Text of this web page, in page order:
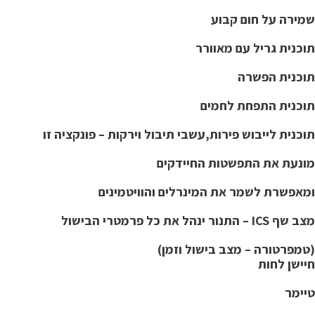
שמירה על חום קבוע
תוכנית גריל עם מאוורר
תוכנית הפשרה
תוכנית התפחת לחמים
תוכנית לייבוש פירות,עשבי תיבול וירקות – פונקציה זו
מונעת את התפשטות החיידקים
ומאפשרת לשמר את המינרלים והוויטמינים
מצב שף ICS – התנור ינהל את כל פרמטרי הבישול
(טמפרטורה – מצב בישול וזמן)
חיישן לחות
טיימר